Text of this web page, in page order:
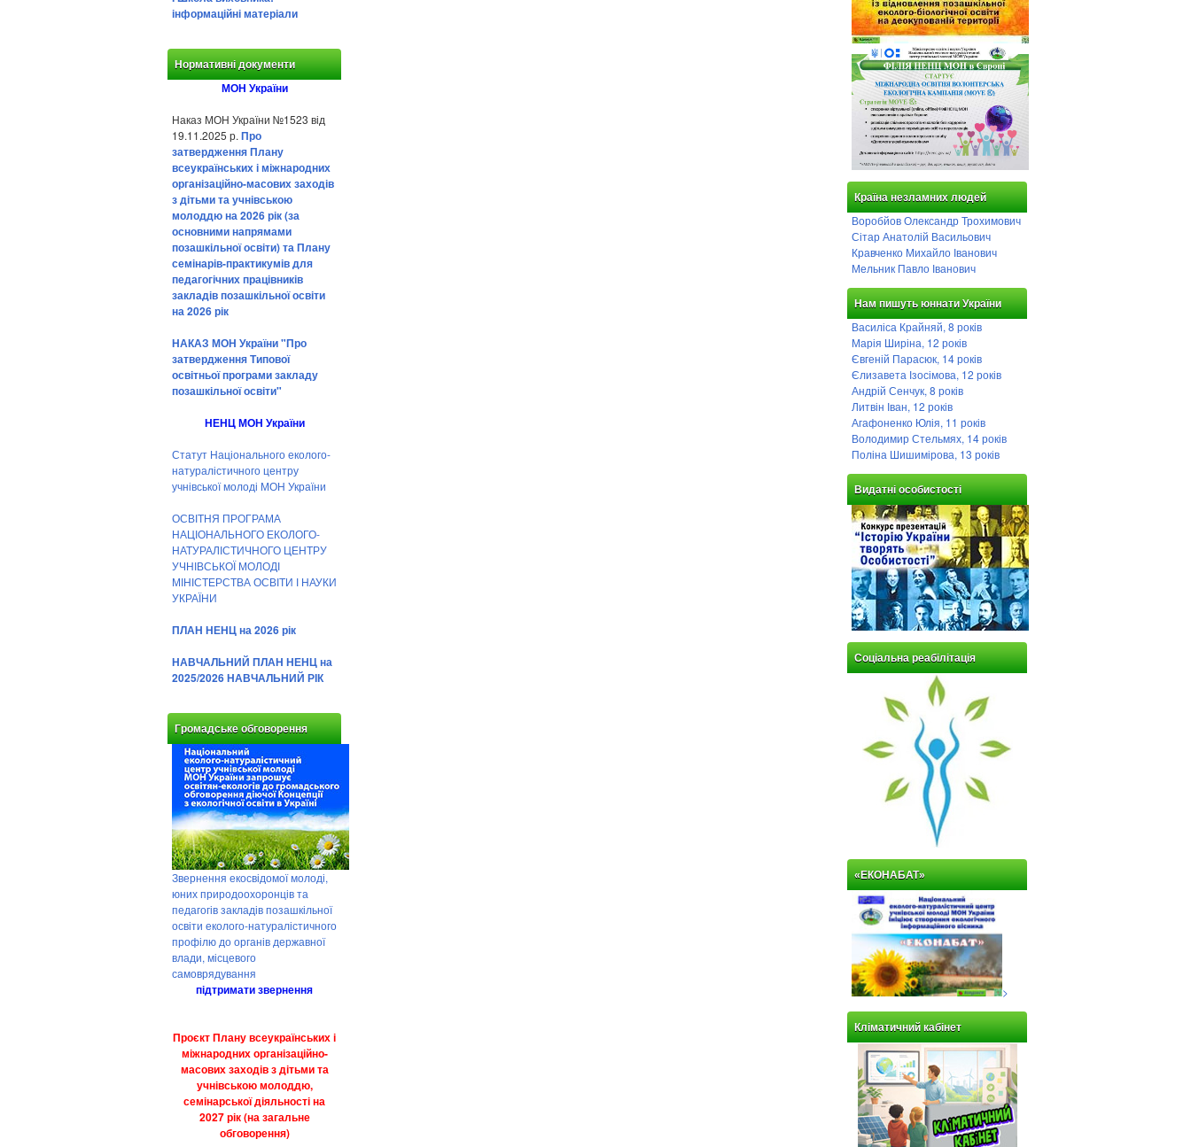
інформаційні матеріали
Нормативні документи
МОН України
Наказ МОН України №1523 від
19.11.2025 р. Про
затвердження Плану
всеукраїнських і міжнародних
організаційно-масових заходів
з дітьми та учнівською
молоддю на 2026 рік (за
основними напрямами
позашкільної освіти) та Плану
семінарів-практикумів для
педагогічних працівників
закладів позашкільної освіти
на 2026 рік
НАКАЗ МОН України "Про
затвердження Типової
освітньої програми закладу
позашкільної освіти"
НЕНЦ МОН України
Статут Національного еколого-
натуралістичного центру
учнівської молоді МОН України
ОСВІТНЯ ПРОГРАМА
НАЦІОНАЛЬНОГО ЕКОЛОГО-
НАТУРАЛІСТИЧНОГО ЦЕНТРУ
УЧНІВСЬКОЇ МОЛОДІ
МІНІСТЕРСТВА ОСВІТИ І НАУКИ
УКРАЇНИ
ПЛАН НЕНЦ на 2026 рік
НАВЧАЛЬНИЙ ПЛАН НЕНЦ на
2025/2026 НАВЧАЛЬНИЙ РІК
Громадське обговорення
Звернення екосвідомої молоді,
юних природоохоронців та
педагогів закладів позашкільної
освіти еколого-натуралістичного
профілю до органів державної
влади, місцевого
самоврядування
підтримати звернення
Проєкт Плану всеукраїнських і
міжнародних організаційно-
масових заходів з дітьми та
учнівською молоддю,
семінарської діяльності на
2027 рік (на загальне
обговорення)
Країна незламних людей
Воробйов Олександр Трохимович
Сітар Анатолій Васильович
Кравченко Михайло Іванович
Мельник Павло Іванович
Нам пишуть юннати України
Василіса Крайняй, 8 років
Марія Ширіна, 12 років
Євгеній Парасюк, 14 років
Єлизавета Ізосімова, 12 років
Андрій Сенчук, 8 років
Литвін Іван, 12 років
Агафоненко Юлія, 11 років
Володимир Стельмях, 14 років
Поліна Шишимірова, 13 років
Видатні особистості
Соціальна реабілітація
«ЕКОНАБАТ»
>
Кліматичний кабінет